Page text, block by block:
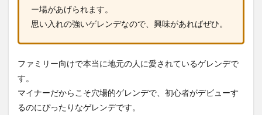
ー場があげられます。
思い入れの強いゲレンデなので、興味があればぜひ。
ファミリー向けで本当に地元の人に愛されているゲレンデで
す。
マイナーだからこそ穴場的ゲレンデで、初心者がデビューす
るのにぴったりなゲレンデです。